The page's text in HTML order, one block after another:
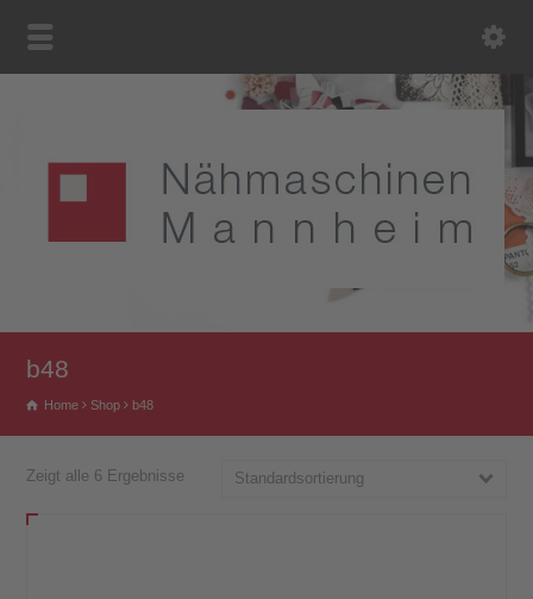
b48
Home Shop b48
Zeigt alle 6 Ergebnisse Standardsortierung